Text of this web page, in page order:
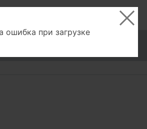
ошибка при загрузке